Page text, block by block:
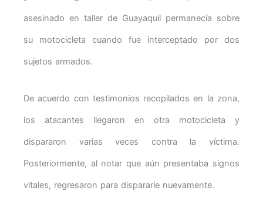
asesinado en taller de Guayaquil permanecía sobre
su motocicleta cuando fue interceptado por dos
sujetos armados.
De acuerdo con testimonios recopilados en la zona,
los atacantes llegaron en otra motocicleta y
dispararon varias veces contra la víctima.
Posteriormente, al notar que aún presentaba signos
vitales, regresaron para dispararle nuevamente.